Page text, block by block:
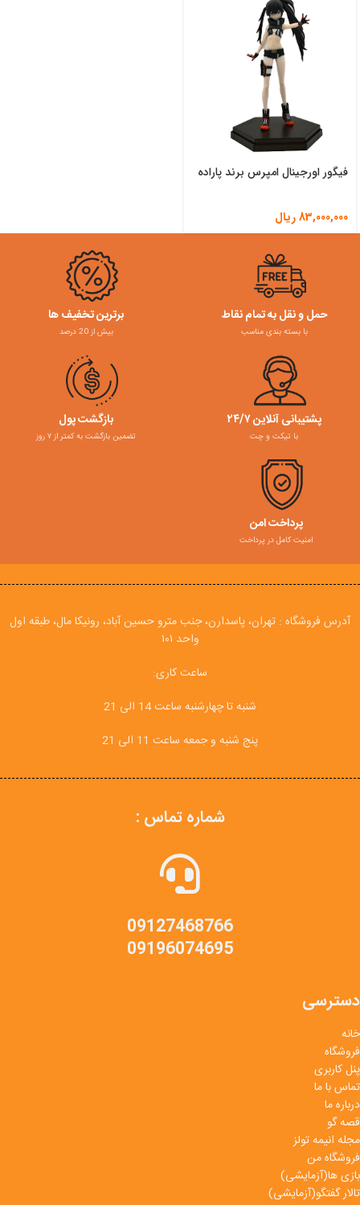
فیگور اورجینال امپرس برند پاراده
83,000,000ریال
حمل و نقل به تمام نقاط
با بسته بندی مناسب
برترین تخفیف ها
بیش از 20 درصد
پشتیبانی آنلاین ۲۴/۷
با تیکت و چت
بازگشت پول
تضمین بازگشت به کمتر از ۷ روز
پرداخت امن
امنیت کامل در پرداخت
آدرس فروشگاه : تهران، پاسدارن، جنب مترو حسین آباد، رونیکا مال، طبقه اول
واحد ۱۰۱
ساعت کاری:
شنبه تا چهارشنبه ساعت 14 الی 21
پنج شنبه و جمعه ساعت 11 الی 21
شماره تماس :
09127468766
09196074695
دسترسی
خانه
فروشگاه
پنل کاربری
تماس با ما
درباره ما
قصه گو
مجله انیمه تولز
فروشگاه من
بازی ها(آزمایشی)
تالار گفتگو(آزمایشی)